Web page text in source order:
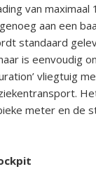
van maximaal
aan een
standaard
is eenvoudig
vliegtuig
meter en de